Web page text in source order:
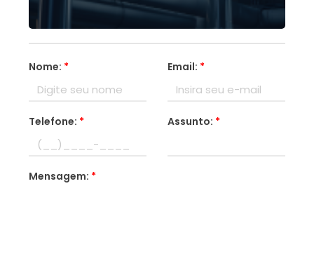
Nome: * Email: *
Telefone: * Assunto: *
Mensagem: *